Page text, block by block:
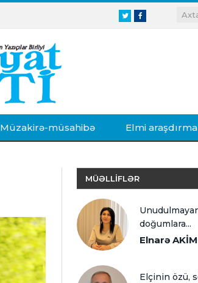
TwitterFacebook
Müzakirə-müsahibə Elmi araşdırma
MÜƏLLİFLƏR
doğumlara...
Elnarə
Elçinin özü,